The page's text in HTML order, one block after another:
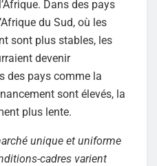
Dans des pays
du Sud, où les
sont plus stables, les
devenir
des pays comme la
sont élevés, la
plus lente.
unique et uniforme
cadres varient